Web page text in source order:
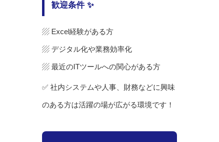
歓迎条件 ✨
▨ Excel経験がある方
▨ デジタル化や業務効率化
▨ 最近のITツールへの関心がある方
✅ 社内システムや人事、財務などに興味
のある方は活躍の場が広がる環境です！